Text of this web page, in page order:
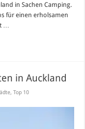
in Sachen Camping.
für einen erholsamen
…
in Auckland
,Top 10